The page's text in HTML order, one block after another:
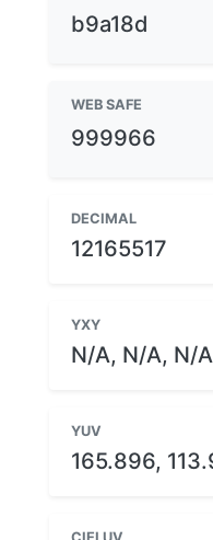
b9a18d
WEB SAFE
999966
DECIMAL
12165517
YXY
N/A, N/A, N/A
YUV
165.896,
CIELUV